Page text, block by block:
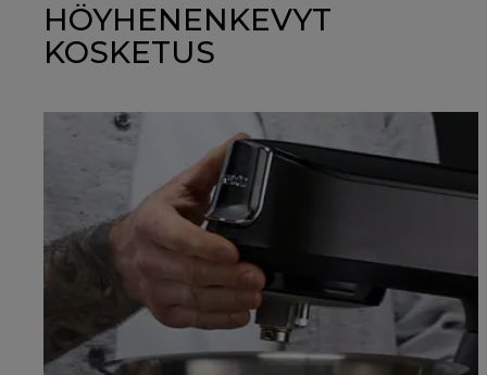
HÖYHENENKEVYT
KOSKETUS